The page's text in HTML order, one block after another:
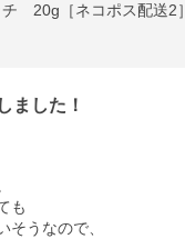
20g［ネコポス配送2］
ました！
も
うなので、